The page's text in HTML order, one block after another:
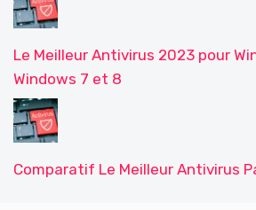
Le Meilleur Antivirus 2023 pour
Windows 7 et 8
Comparatif Le Meilleur Antivirus